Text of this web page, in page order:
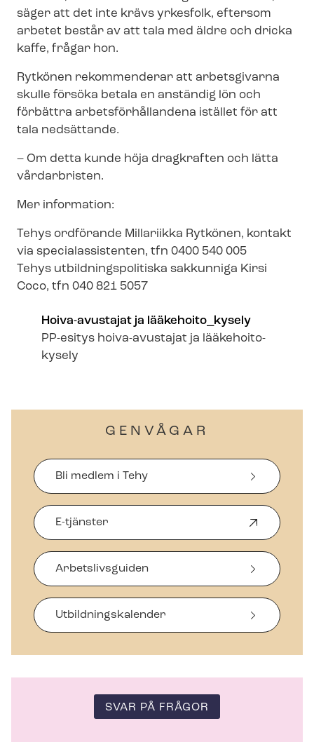
säger att det inte krävs yrkesfolk, eftersom
arbetet består av att tala med äldre och dricka
kaffe, frågar hon.
Rytkönen rekommenderar att arbetsgivarna
skulle försöka betala en anständig lön och
förbättra ar­bets­för­hål­lan­de­na istället för att
tala nedsättande.
– Om detta kunde höja dragkraften och lätta
vårdarbristen.
Mer information:
Tehys ordförande Millariikka Rytkönen, kontakt
via spe­ci­a­las­si­sten­ten, tfn 0400 540 005
Tehys ut­bild­nings­po­li­tis­ka sakkunniga Kirsi
Coco, tfn 040 821 5057
Hoiva-avustajat ja lääkehoito_kysely
PP-esitys hoiva-avustajat ja lääkehoito-
kysely
GENVÅGAR
Bli medlem i Tehy
E-tjänster
p
n
a
s
i
t
Arbetslivsguiden
Ut­bild­nings­ka­len­der
SVAR PÅ FRÅGOR